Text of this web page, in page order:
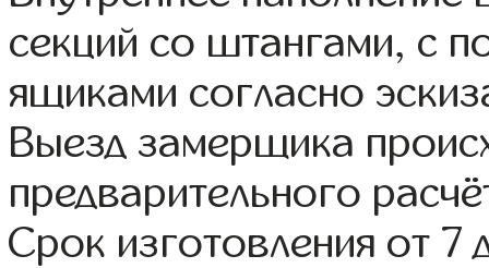
секций со штангами, с
ящиками согласно
Выезд замерщика
предварительного
Срок изготовления от 7